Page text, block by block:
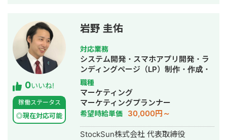
独立。 独立後はフリーランスとなり、
フロントエンドエンジニア兼総合Web
マーケターとして活動。現在はWebコ
ンサルティング会社を創設し、法人と
してStockSunに参画。
0いいね!
稼働ステータス
◎現在対応可能
岩野 圭佑
対応業務
システム開発・スマホアプリ開発・ラ
ンディングページ（LP）制作・作成・
Youtubeチャンネル運営代行・立ち上
げ・ECサイト構築・ネットショップ作
成代行・SEO対策・新規事業立上・
SNS運用代行・ホームページ制作・作
成・リスティング広告運用代行・動画
制作・動画編集
職種
マーケティング
マーケティングプランナー
希望時給単価 30,000円～
StockSun株式会社 代表取締役